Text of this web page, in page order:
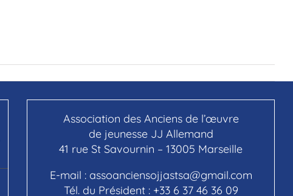
Association des Anciens de l’œuvre
de jeunesse JJ Allemand
41 rue St Savournin – 13005 Marseille
E-mail : assoanciensojjastsa@gmail.com
Tél. du Président : +33 6 37 46 36 09